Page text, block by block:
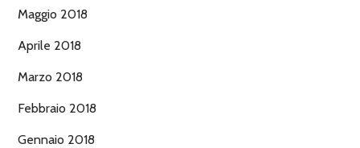
Maggio 2018
Aprile 2018
Marzo 2018
Febbraio 2018
Gennaio 2018